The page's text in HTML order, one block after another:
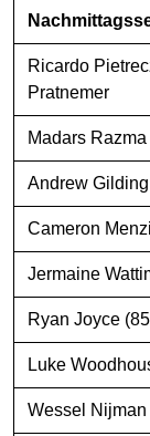
Ricardo
Pratnemer
Madars
Andrew
Cameron
Jermaine
Ryan Joyce
Luke
Wessel Nijman